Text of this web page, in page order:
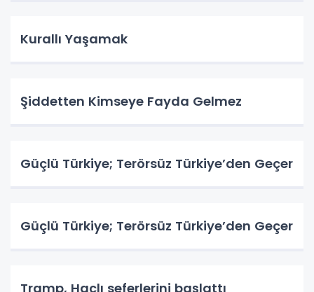
Kurallı Yaşamak
Şiddetten Kimseye Fayda Gelmez
Güçlü Türkiye; Terörsüz Türkiye’den Geçer
Güçlü Türkiye; Terörsüz Türkiye’den Geçer
Tramp, Haçlı seferlerini başlattı